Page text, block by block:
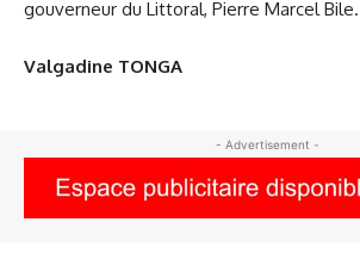
gouverneur du Littoral, Pierre Marcel Bile.
Valgadine TONGA
- Advertisement -